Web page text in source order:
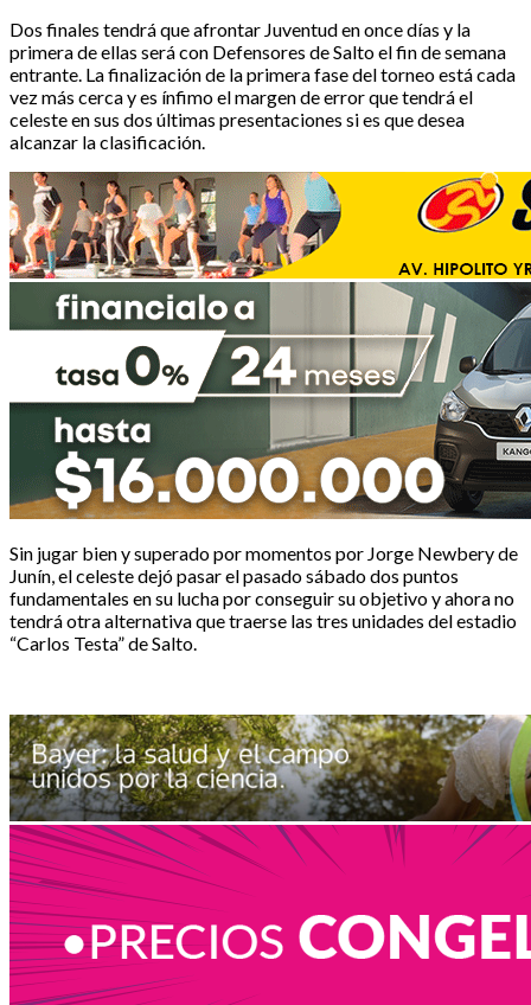
Dos finales tendrá que afrontar Juventud en once días y la
primera de ellas será con Defensores de Salto el fin de semana
entrante. La finalización de la primera fase del torneo está cada
vez más cerca y es ínfimo el margen de error que tendrá el
celeste en sus dos últimas presentaciones si es que desea
alcanzar la clasificación.
Sin jugar bien y superado por momentos por Jorge Newbery de
Junín, el celeste dejó pasar el pasado sábado dos puntos
fundamentales en su lucha por conseguir su objetivo y ahora no
tendrá otra alternativa que traerse las tres unidades del estadio
“Carlos Testa” de Salto.